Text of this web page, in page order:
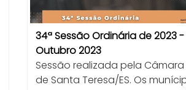
34ª Sessão Ordinária de 2023
Outubro 2023
Sessão realizada pela
de Santa Teresa/ES. Os